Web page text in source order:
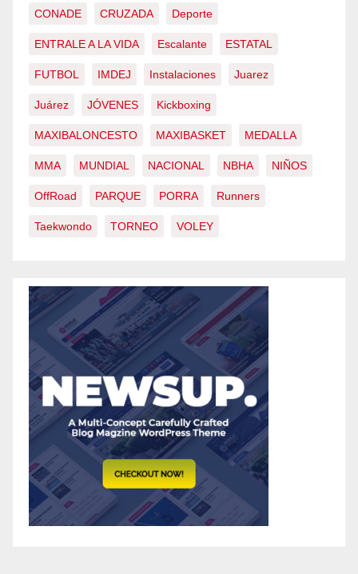
CONADE CRUZADA Deporte
ENTRALE A LA VIDA Escalante ESTATAL
FUTBOL IMDEJ Instalaciones Juarez
Juárez JÓVENES Kickboxing
MAXIBALONCESTO MAXIBASKET MEDALLA
MMA MUNDIAL NACIONAL NBHA NIÑOS
OffRoad PARQUE PORRA Runners
Taekwondo TORNEO VOLEY